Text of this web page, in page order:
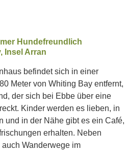
Hundefreundlich
Insel Arran
befindet sich in einer
Meter von Whiting Bay entfernt,
der sich bei Ebbe über eine
Kinder werden es lieben, in
und in der Nähe gibt es ein Café,
erhalten. Neben
Wanderwege im